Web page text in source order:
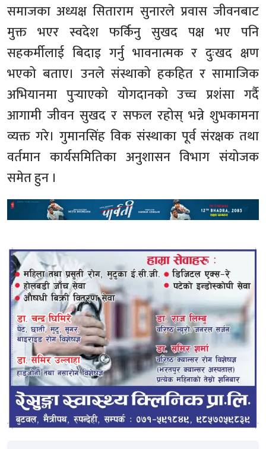
समाजका अध्यक्ष सिताराम सुनारले प्रवास जीवनबाट
मुक्त भएर स्वदेश फर्किनु सुखद पक्ष भए पनि
सहकर्मीलाई बिदाइ गर्नु भावनात्मक र दुःखद क्षण
भएको बताए। उनले संस्थाको हकहित र सामाजिक
अभियानमा पुर्‍याएको योगदानको उच्च प्रशंसा गर्दै
आगामी जीवन सुखद र सफल रहोस् भन्ने शुभकामना
व्यक्त गरे। गुमानसिंह विक संस्थाका पूर्व संरक्षक तथा
वर्तमान कार्यसमितिका अनुशासन विभाग संयोजक
समेत हुन ।